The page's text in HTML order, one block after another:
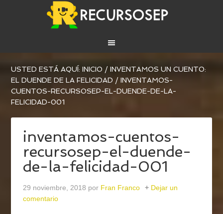
USTED ESTÁ AQUÍ:INICIO / INVENTAMOS UN CUENTO:
EL DUENDE DE LA FELICIDAD / INVENTAMOS-
CUENTOS-RECURSOSEP-EL-DUENDE-DE-LA-
FELICIDAD-001
inventamos-cuentos-
recursosep-el-duende-
de-la-felicidad-001
29 noviembre, 2018 por Fran Franco
Dejar un
comentario